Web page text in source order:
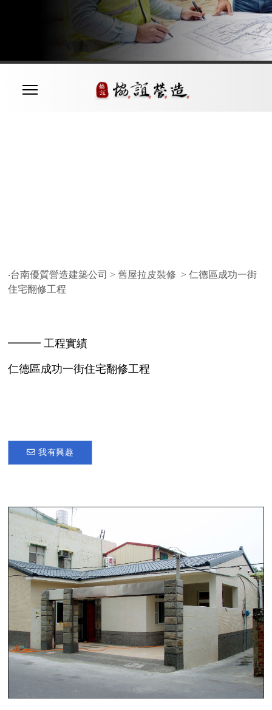
‧台南優質營造建築公司 >舊屋拉皮裝修 > 仁德區成功一街
住宅翻修工程
━━━ 工程實績
仁德區成功一街住宅翻修工程
我有興趣